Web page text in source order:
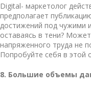
Digital- маркетолог
предполагает
достижений под чужими
оставаясь в тени?
напряженного труда не
Попробуйте себя в этой
8. Большие объемы